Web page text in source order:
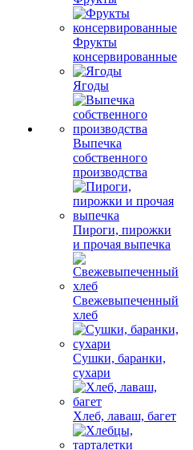
Фрукты
консервированные
Ягоды
Выпечка
собственного
производства
Пироги, пирожки
и прочая выпечка
Свежевыпеченный
хлеб
Сушки, баранки,
сухари
Хлеб, лаваш, багет